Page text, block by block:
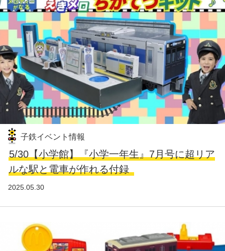
子鉄イベント情報
5/30【小学館】『小学一年生』7月号に超リア
ルな駅と電車が作れる付録
2025.05.30